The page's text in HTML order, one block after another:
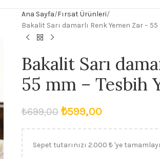
Ana Sayfa Fırsat Ürünleri
Bakalit Sarı damarlı Renk Yemen Zar –
Bakalit Sarı
55 mm – Tesbih
₺699,00 ₺599,00
Sepet tutarınızı 2.000 ₺ 'ye